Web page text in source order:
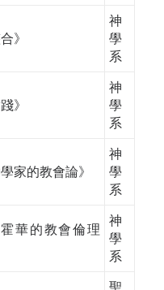
》
神
學
系
》
神
學
系
家的教會論》
神
學
系
華的教會倫理
神
學
系
聖